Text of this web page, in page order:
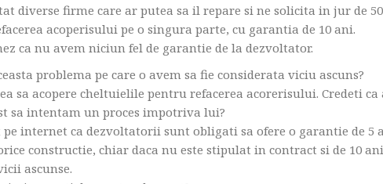
diverse firme care ar putea sa il repare si ne solicita in jur de
acoperisului pe o singura parte, cu garantia de 10 ani.
ca nu avem niciun fel de garantie de la dezvoltator.
problema pe care o avem sa fie considerata viciu ascuns?
sa acopere cheltuielile pentru refacerea acorerisului. Credeti ca
sa intentam un proces impotriva lui?
internet ca dezvoltatorii sunt obligati sa ofere o garantie de 5
constructie, chiar daca nu este stipulat in contract si de 10 ani
ascunse.